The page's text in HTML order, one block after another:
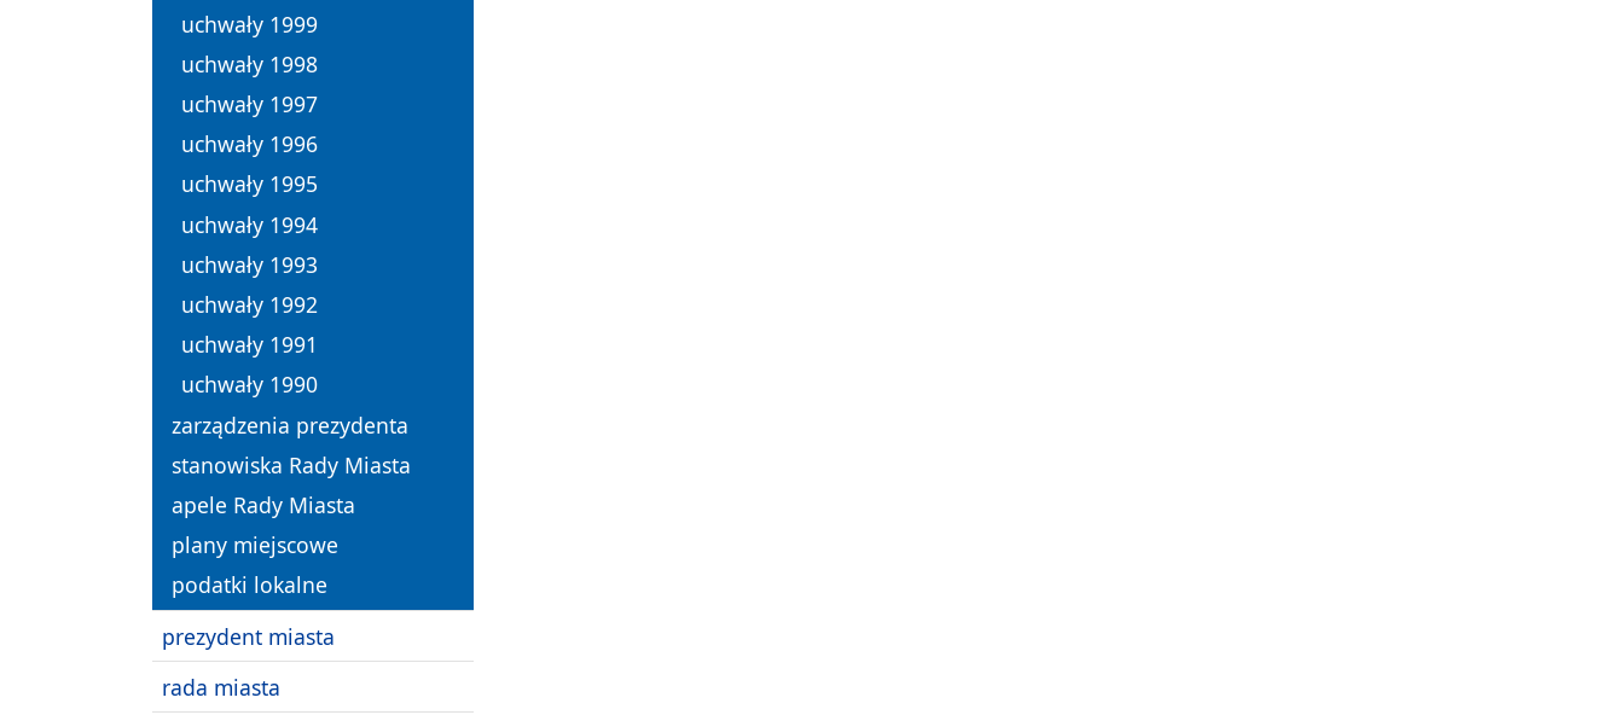
uchwały 1999
uchwały 1998
uchwały 1997
uchwały 1996
uchwały 1995
uchwały 1994
uchwały 1993
uchwały 1992
uchwały 1991
uchwały 1990
zarządzenia prezydenta
stanowiska Rady Miasta
apele Rady Miasta
plany miejscowe
podatki lokalne
prezydent miasta
rada miasta